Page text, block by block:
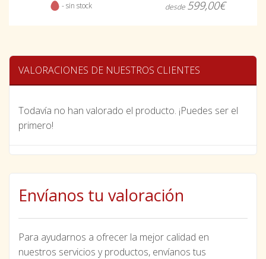
- sin stock desde 599,00€
VALORACIONES DE NUESTROS CLIENTES
Todavía no han valorado el producto. ¡Puedes ser el
primero!
Envíanos tu valoración
Para ayudarnos a ofrecer la mejor calidad en
nuestros servicios y productos, envíanos tus